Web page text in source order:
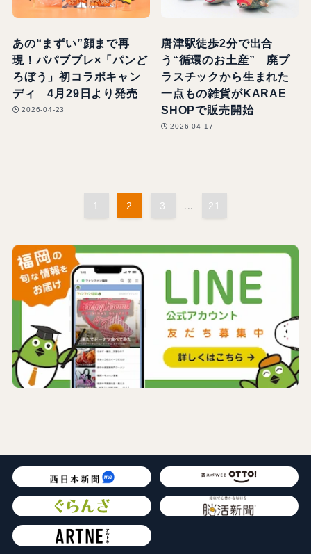
あの“まずい”顔まで再
現！パパブブレ×「パンど
ろぼう」初コラボキャン
ディ 4月29日より発売
2026-04-23
唐津駅徒歩2分で出合
う“循環のお土産” 廃プ
ラスチックから生まれた
一点もの雑貨がKARAE
SHOPで販売開始
2026-04-17
1 2 3 21